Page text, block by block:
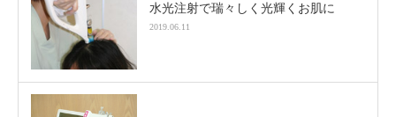
水光注射で瑞々しく光輝くお肌に
2019.06.11